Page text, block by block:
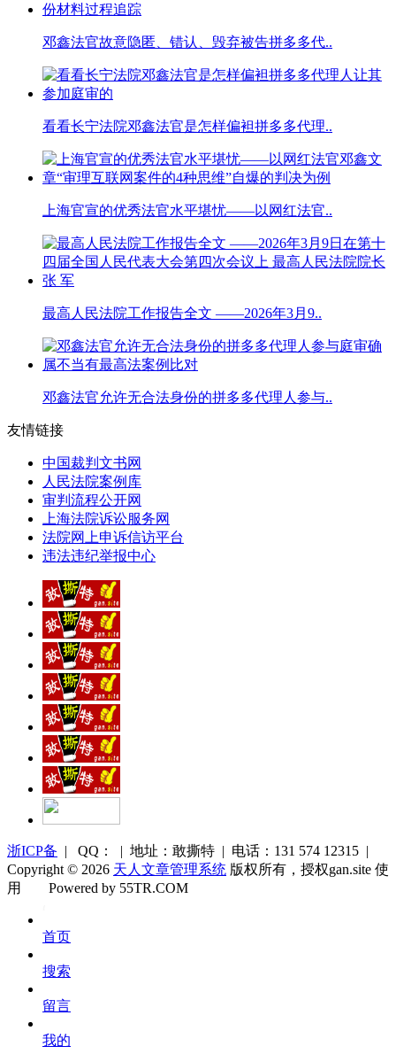
邓鑫法官故意隐匿、错认、毁弃被告拼多多代..
看看长宁法院邓鑫法官是怎样偏袒拼多多代理..
上海官宣的优秀法官水平堪忧——以网红法官..
最高人民法院工作报告全文 ——2026年3月9..
邓鑫法官允许无合法身份的拼多多代理人参与..
友情链接
中国裁判文书网
人民法院案例库
审判流程公开网
上海法院诉讼服务网
法院网上申诉信访平台
违法违纪举报中心
浙ICP备 | QQ： | 地址：敢撕特 | 电话：131 574 12315 |
Copyright © 2026 天人文章管理系统 版权所有，授权gan.site 使
用
库
Powered by 55TR.COM
首页
搜索
留言
我的